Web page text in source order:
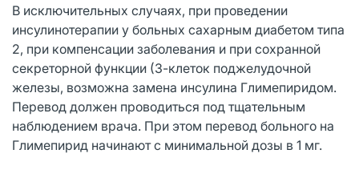
В исключительных случаях, при проведении
инсулинотерапии у больных сахарным диабетом типа
2, при компенсации заболевания и при сохранной
секреторной функции (3-клеток поджелудочной
железы, возможна замена инсулина Глимепиридом.
Перевод должен проводиться под тщательным
наблюдением врача. При этом перевод больного на
Глимепирид начинают с минимальной дозы в 1 мг.